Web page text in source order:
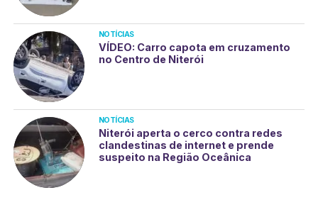
NOTÍCIAS
VÍDEO: Carro capota em cruzamento
no Centro de Niterói
NOTÍCIAS
Niterói aperta o cerco contra redes
clandestinas de internet e prende
suspeito na Região Oceânica